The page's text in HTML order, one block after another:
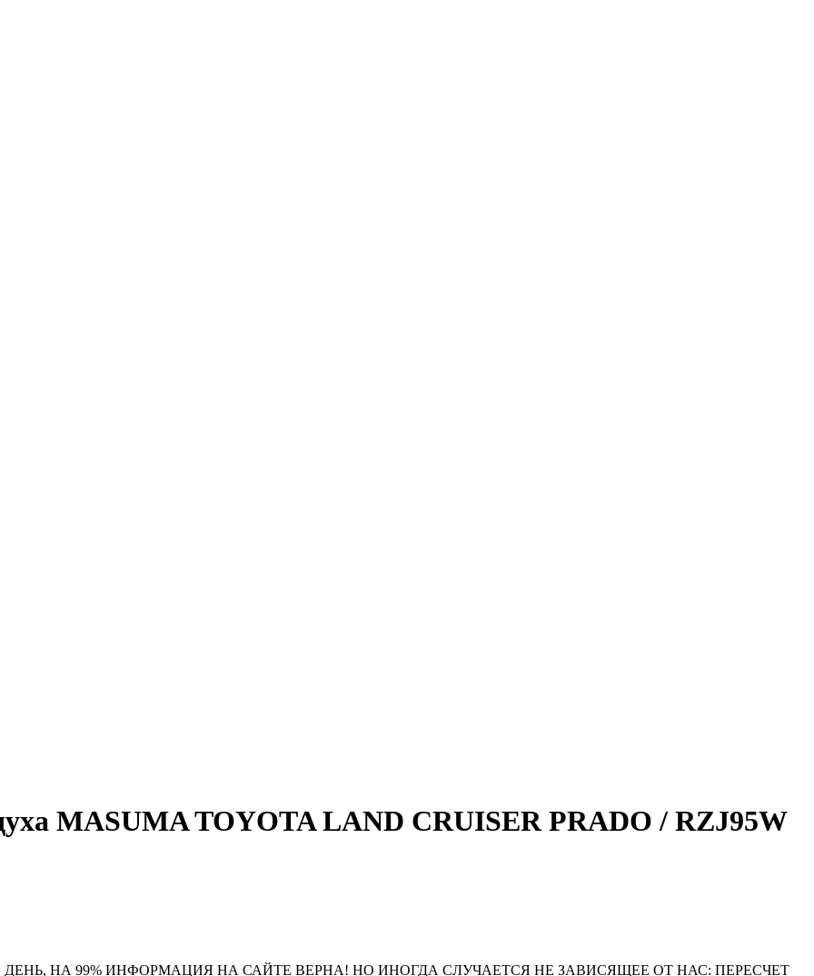
MASUMA TOYOTA LAND CRUISER PRADO / RZJ95W
НА 99% ИНФОРМАЦИЯ НА САЙТЕ ВЕРНА! НО ИНОГДА СЛУЧАЕТСЯ НЕ ЗАВИСЯЩЕЕ ОТ НАС: ПЕРЕСЧЕТ